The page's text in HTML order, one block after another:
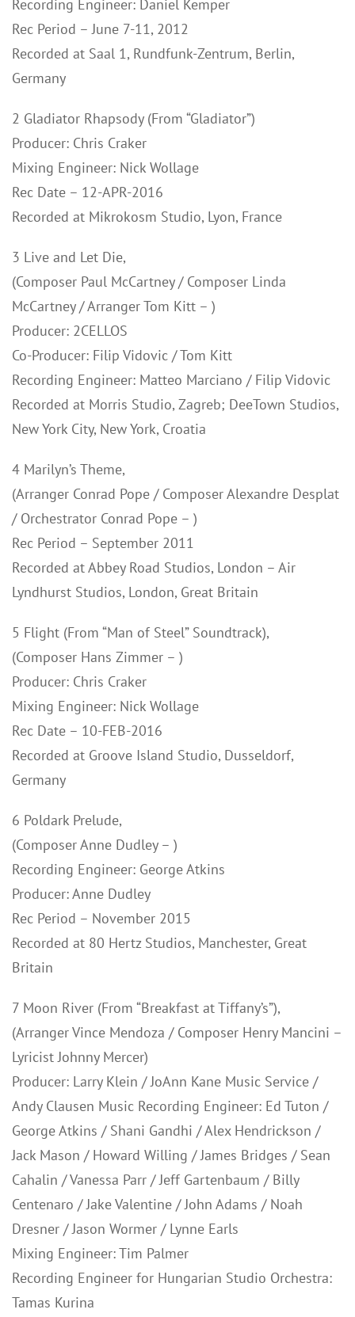
Recording Engineer: Daniel Kemper
Rec Period – June 7-11, 2012
Recorded at Saal 1, Rundfunk-Zentrum, Berlin,
Germany
2 Gladiator Rhapsody (From “Gladiator”)
Producer: Chris Craker
Mixing Engineer: Nick Wollage
Rec Date – 12-APR-2016
Recorded at Mikrokosm Studio, Lyon, France
3 Live and Let Die,
(Composer Paul McCartney / Composer Linda
McCartney / Arranger Tom Kitt – )
Producer: 2CELLOS
Co-Producer: Filip Vidovic / Tom Kitt
Recording Engineer: Matteo Marciano / Filip Vidovic
Recorded at Morris Studio, Zagreb; DeeTown Studios,
New York City, New York, Croatia
4 Marilyn’s Theme,
(Arranger Conrad Pope / Composer Alexandre Desplat
/ Orchestrator Conrad Pope – )
Rec Period – September 2011
Recorded at Abbey Road Studios, London – Air
Lyndhurst Studios, London, Great Britain
5 Flight (From “Man of Steel” Soundtrack),
(Composer Hans Zimmer – )
Producer: Chris Craker
Mixing Engineer: Nick Wollage
Rec Date – 10-FEB-2016
Recorded at Groove Island Studio, Dusseldorf,
Germany
6 Poldark Prelude,
(Composer Anne Dudley – )
Recording Engineer: George Atkins
Producer: Anne Dudley
Rec Period – November 2015
Recorded at 80 Hertz Studios, Manchester, Great
Britain
7 Moon River (From “Breakfast at Tiffany’s”),
(Arranger Vince Mendoza / Composer Henry Mancini –
Lyricist Johnny Mercer)
Producer: Larry Klein / JoAnn Kane Music Service /
Andy Clausen Music Recording Engineer: Ed Tuton /
George Atkins / Shani Gandhi / Alex Hendrickson /
Jack Mason / Howard Willing / James Bridges / Sean
Cahalin / Vanessa Parr / Jeff Gartenbaum / Billy
Centenaro / Jake Valentine / John Adams / Noah
Dresner / Jason Wormer / Lynne Earls
Mixing Engineer: Tim Palmer
Recording Engineer for Hungarian Studio Orchestra:
Tamas Kurina